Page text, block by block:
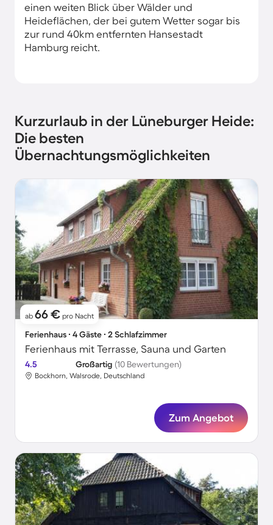
einen weiten Blick über Wälder und
Heideflächen, der bei gutem Wetter sogar bis
zur rund 40km entfernten Hansestadt
Hamburg reicht.
Kurzurlaub in der Lüneburger Heide:
Die besten
Übernachtungsmöglichkeiten
ab 66 € pro Nacht
Ferienhaus ∙ 4 Gäste ∙ 2 Schlafzimmer
Ferienhaus mit Terrasse, Sauna und Garten
4.5 Großartig (10 Bewertungen)
Bockhorn, Walsrode, Deutschland
Zum Angebot